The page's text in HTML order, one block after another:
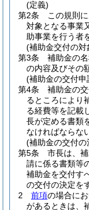
(定義)
第2条
この規則
対象となる事業
助事業を行う者
(補助金交付の対
第3条
補助金の
の内容及びその
(補助金の交付申
第4条
補助金の
るところにより
る経費等を記載
長が定める書類
なければならな
(補助金の交付の
第5条
市長は、
請に係る書類等
補助金を交付す
の交付の決定を
2
前項の場合に
があるときは、